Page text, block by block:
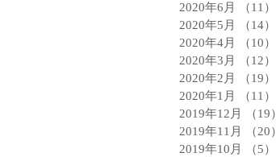
2020年6月
（11）
2020年5月
（14）
2020年4月
（10）
2020年3月
（12）
2020年2月
（19）
2020年1月
（11）
2019年12月
（19
2019年11月
（20
2019年10月
（5）